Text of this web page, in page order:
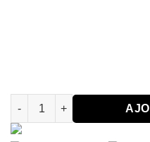
quantité de Breakable Heart